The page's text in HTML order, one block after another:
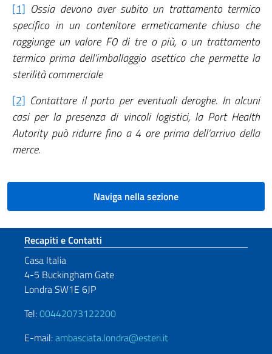
[1] Ossia devono aver subito un trattamento termico
specifico in un contenitore ermeticamente chiuso che
raggiunge un valore F0 di tre o più, o un trattamento
termico prima dell’imballaggio asettico che permette la
sterilità commerciale
[2] Contattare il porto per eventuali deroghe. In alcuni
casi per la presenza di vincoli logistici, la Port Health
Autority può ridurre fino a 4 ore prima dell’arrivo della
merce.
Naviga nella sezione
Sezione footer
Recapiti e Contatti
Casa Italia
4-5 Buckingham Gate
Londra SW1E 6JP
Tel:00442073122200
E-mail:ambasciata.londra@esteri.it